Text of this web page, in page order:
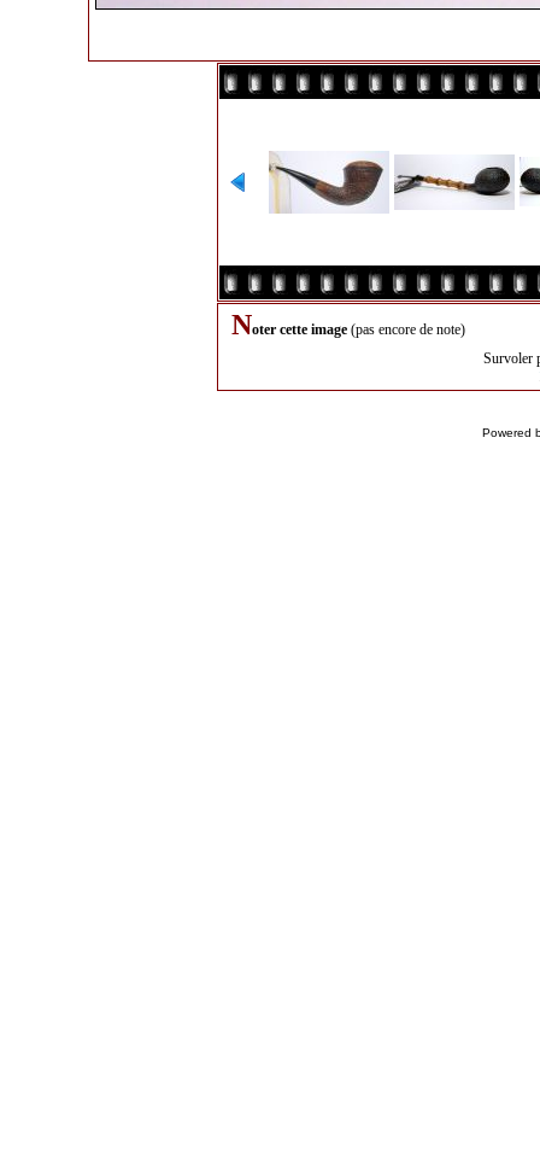
Noter cette image (pas encore de note)
Survoler
Powered